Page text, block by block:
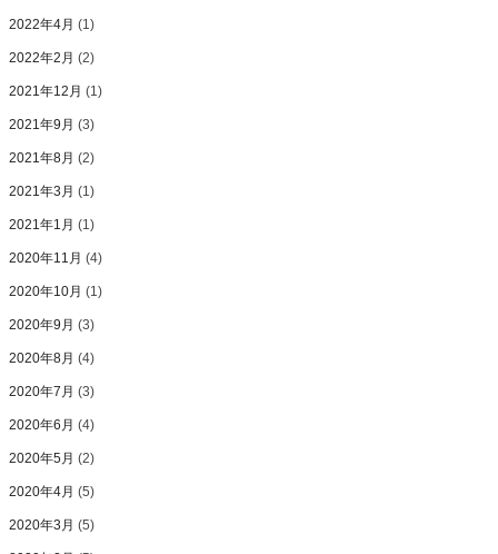
2022年4月 (1)
2022年2月 (2)
2021年12月 (1)
2021年9月 (3)
2021年8月 (2)
2021年3月 (1)
2021年1月 (1)
2020年11月 (4)
2020年10月 (1)
2020年9月 (3)
2020年8月 (4)
2020年7月 (3)
2020年6月 (4)
2020年5月 (2)
2020年4月 (5)
2020年3月 (5)